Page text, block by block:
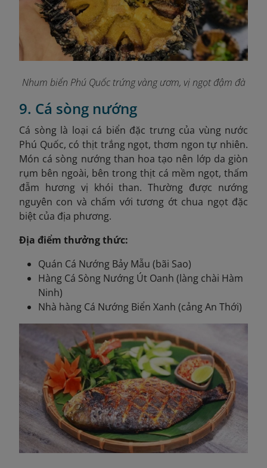
Nhum biển Phú Quốc trứng vàng ươm, vị ngọt đậm đà
9. Cá sòng nướng
Cá sòng là loại cá biển đặc trưng của vùng nước
Phú Quốc, có thịt trắng ngọt, thơm ngon tự nhiên.
Món cá sòng nướng than hoa tạo nên lớp da giòn
rụm bên ngoài, bên trong thịt cá mềm ngọt, thấm
đẫm hương vị khói than. Thường được nướng
nguyên con và chấm với tương ớt chua ngọt đặc
biệt của địa phương.
Địa điểm thưởng thức:
Quán Cá Nướng Bảy Mẫu (bãi Sao)
Hàng Cá Sòng Nướng Út Oanh (làng chài Hàm
Ninh)
Nhà hàng Cá Nướng Biển Xanh (cảng An Thới)